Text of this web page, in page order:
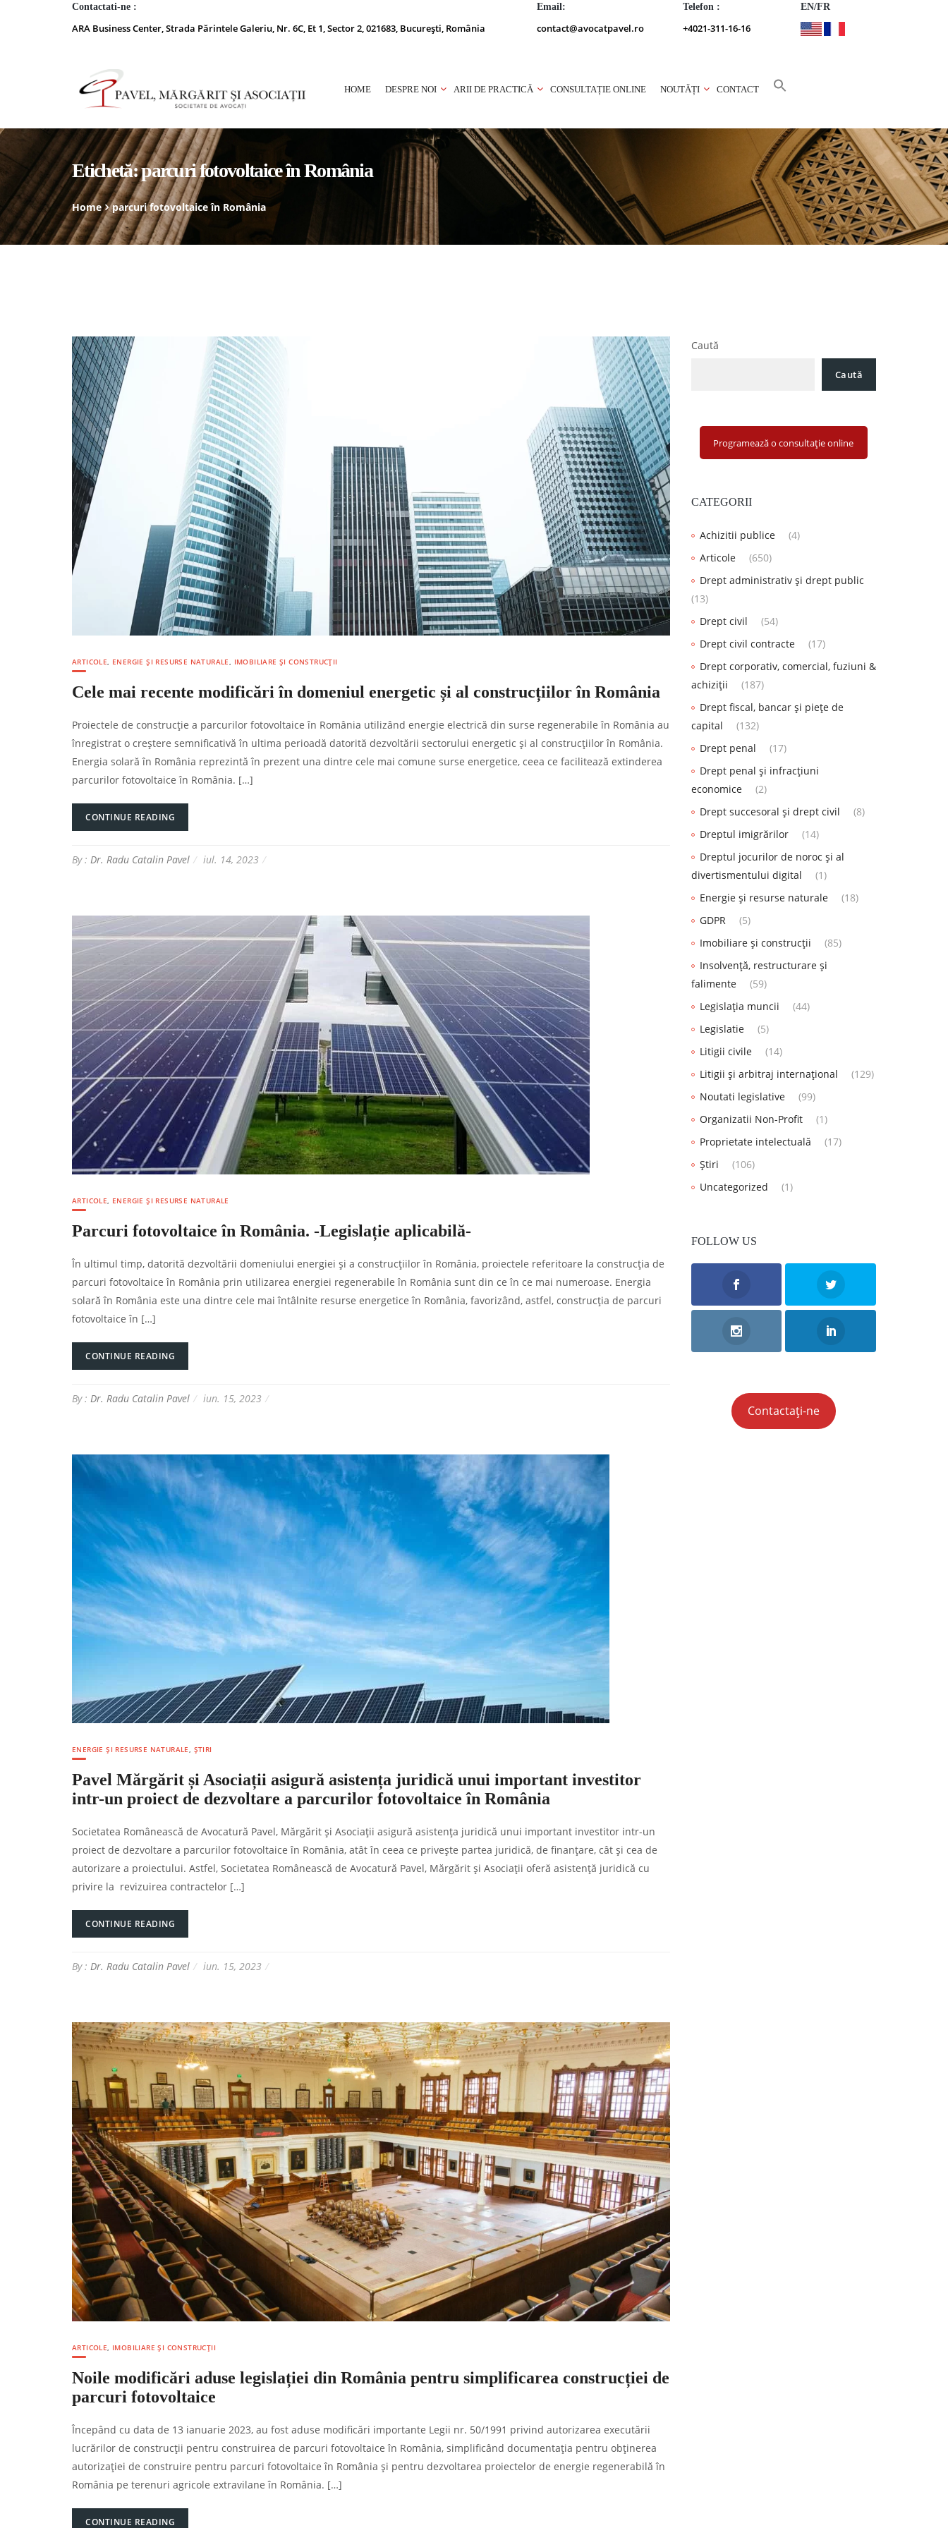
Contactati-ne :
ARA Business Center, Strada Părintele Galeriu, Nr. 6C, Et 1, Sector 2, 021683, București, România
Email:
contact@avocatpavel.ro
Telefon :
+4021-311-16-16
EN/FR
HOME DESPRE NOI ARII DE PRACTICĂ CONSULTAȚIE ONLINE NOUTĂȚI CONTACT
Etichetă:parcuri fotovoltaice în România
Home parcuri fotovoltaice în România
ARTICOLE ENERGIE ȘI RESURSE NATURALE IMOBILIARE ȘI CONSTRUCȚII
Cele mai recente modificări în domeniul energetic și al construcțiilor în România
Proiectele de construcție a parcurilor fotovoltaice în România utilizând energie electrică din surse regenerabile în România au
înregistrat o creștere semnificativă în ultima perioadă datorită dezvoltării sectorului energetic și al construcțiilor în România.
Energia solară în România reprezintă în prezent una dintre cele mai comune surse energetice, ceea ce facilitează extinderea
parcurilor fotovoltaice în România. […]
CONTINUE READING
By : Dr. Radu Catalin Pavel iul. 14, 2023
ARTICOLE ENERGIE ȘI RESURSE NATURALE
Parcuri fotovoltaice în România. -Legislație aplicabilă-
În ultimul timp, datorită dezvoltării domeniului energiei și a construcțiilor în România, proiectele referitoare la construcția de
parcuri fotovoltaice în România prin utilizarea energiei regenerabile în România sunt din ce în ce mai numeroase. Energia
solară în România este una dintre cele mai întâlnite resurse energetice în România, favorizând, astfel, construcția de parcuri
fotovoltaice în […]
CONTINUE READING
By : Dr. Radu Catalin Pavel iun. 15, 2023
ENERGIE ȘI RESURSE NATURALE ȘTIRI
Pavel Mărgărit și Asociații asigură asistența juridică unui important investitor
intr-un proiect de dezvoltare a parcurilor fotovoltaice în România
Societatea Românească de Avocatură Pavel, Mărgărit și Asociații asigură asistența juridică unui important investitor intr-un
proiect de dezvoltare a parcurilor fotovoltaice în România, atât în ceea ce privește partea juridică, de finanțare, cât și cea de
autorizare a proiectului. Astfel, Societatea Românească de Avocatură Pavel, Mărgărit și Asociații oferă asistență juridică cu
privire la revizuirea contractelor […]
CONTINUE READING
By : Dr. Radu Catalin Pavel iun. 15, 2023
ARTICOLE IMOBILIARE ȘI CONSTRUCȚII
Noile modificări aduse legislației din România pentru simplificarea construcției de
parcuri fotovoltaice
Începând cu data de 13 ianuarie 2023, au fost aduse modificări importante Legii nr. 50/1991 privind autorizarea executării
lucrărilor de construcții pentru construirea de parcuri fotovoltaice în România, simplificând documentația pentru obținerea
autorizației de construire pentru parcuri fotovoltaice în România și pentru dezvoltarea proiectelor de energie regenerabilă în
România pe terenuri agricole extravilane în România. […]
CONTINUE READING
Caută
Caută
Programează o consultație online
CATEGORII
Achizitii publice
(4)
Articole
(650)
Drept administrativ și drept public
(13)
Drept civil
(54)
Drept civil contracte
(17)
Drept corporativ, comercial, fuziuni &
achiziții
(187)
Drept fiscal, bancar și piețe de
capital
(132)
Drept penal
(17)
Drept penal și infracțiuni
economice
(2)
Drept succesoral și drept civil
(8)
Dreptul imigrărilor
(14)
Dreptul jocurilor de noroc și al
divertismentului digital
(1)
Energie și resurse naturale
(18)
GDPR
(5)
Imobiliare și construcții
(85)
Insolvență, restructurare și
falimente
(59)
Legislația muncii
(44)
Legislatie
(5)
Litigii civile
(14)
Litigii și arbitraj internațional
(129)
Noutati legislative
(99)
Organizatii Non-Profit
(1)
Proprietate intelectuală
(17)
Știri
(106)
Uncategorized
(1)
FOLLOW US
Contactați-ne